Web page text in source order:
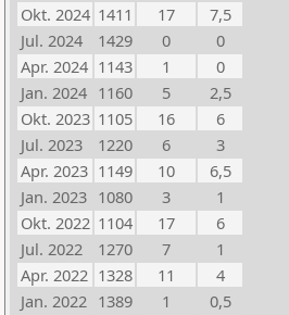
Okt. 2024 1411 17
7,5
Jul. 2024
1429 0
0
Apr. 2024 1143 1
0
Jan. 2024 1160 5
2,5
Okt. 2023 1105 16
6
Jul. 2023
1220 6
3
Apr. 2023 1149 10
6,5
Jan. 2023 1080 3
1
Okt. 2022 1104 17
6
Jul. 2022
1270 7
1
Apr. 2022 1328 11
4
Jan. 2022 1389 1
0,5